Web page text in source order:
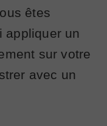
êtes
appliquer un
sur votre
avec un